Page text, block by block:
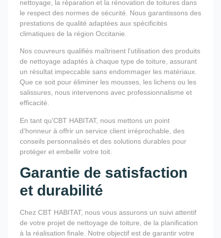
nettoyage, la réparation et la rénovation de toitures dans
le respect des normes de sécurité. Nous garantissons des
prestations de qualité adaptées aux spécificités
climatiques de la région Occitanie.
Nos couvreurs qualifiés maîtrisent l'utilisation des produits
de nettoyage adaptés à chaque type de toiture, assurant
un résultat impeccable sans endommager les matériaux.
Que ce soit pour éliminer les mousses, les lichens ou les
salissures, nous intervenons avec professionnalisme et
efficacité.
En tant qu'CBT HABITAT, nous mettons un point
d'honneur à offrir un service client irréprochable, des
conseils personnalisés et des solutions durables pour
protéger et embellir votre toit.
Garantie de satisfaction
et durabilité
Chez CBT HABITAT, nous vous assurons un suivi attentif
de votre projet de nettoyage de toiture, de la planification
à la réalisation finale. Notre objectif est de garantir votre